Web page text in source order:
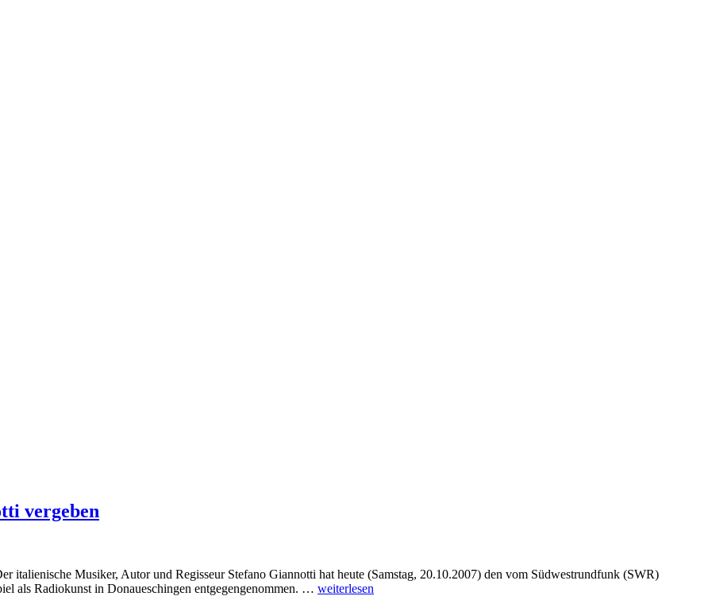
vergeben
italienische Musiker, Autor und Regisseur Stefano Giannotti hat heute (Samstag, 20.10.2007) den vom Südwestrundfunk (SWR)
als Radiokunst in Donaueschingen entgegengenommen. … weiterlesen